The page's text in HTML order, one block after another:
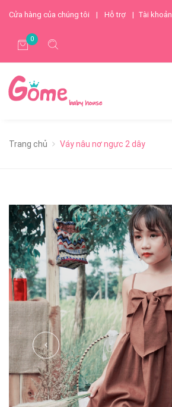
Cửa hàng của chúng tôi | Hỗ trợ | Tài khoản
0
Trang chủ Váy nâu nơ ngực 2 dây